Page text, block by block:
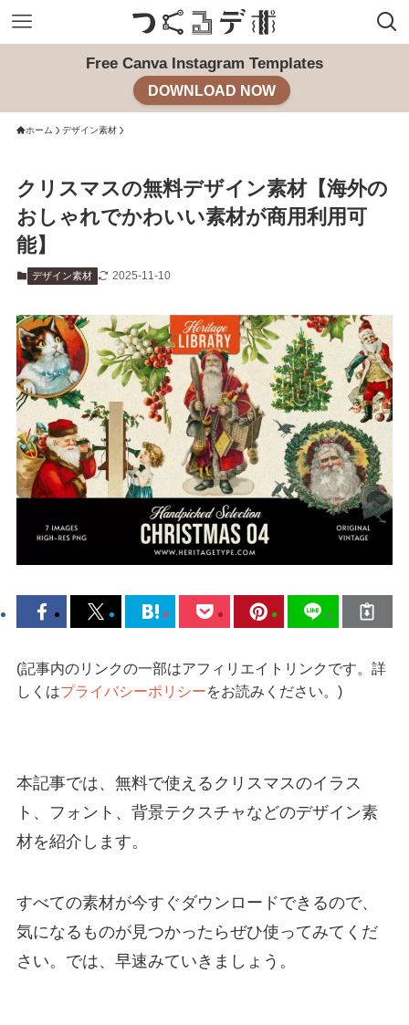
Free Canva Instagram Templates
DOWNLOAD NOW
ホーム デザイン素材
クリスマスの無料デザイン素材【海外の
おしゃれでかわいい素材が商用利用可
能】
デザイン素材 2025-11-10
(記事内のリンクの一部はアフィリエイトリンクです。詳
しくはプライバシーポリシーをお読みください。)
本記事では、無料で使えるクリスマスのイラス
ト、フォント、背景テクスチャなどのデザイン素
材を紹介します。
すべての素材が今すぐダウンロードできるので、
気になるものが見つかったらぜひ使ってみてくだ
さい。では、早速みていきましょう。